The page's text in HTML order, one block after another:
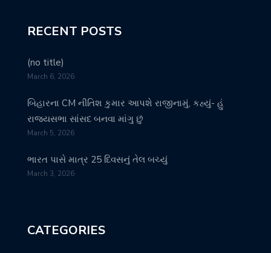
RECENT POSTS
(no title)
March 6, 2026
બિહારના CM નીતિશ કુમાર આપશે રાજીનામું, કહ્યું- હું
રાજ્યસભા સાંસદ બનવા માંગુ છું
March 5, 2026
ભારત પાસે માત્ર 25 દિવસનું તેલ બચ્યું
March 3, 2026
CATEGORIES